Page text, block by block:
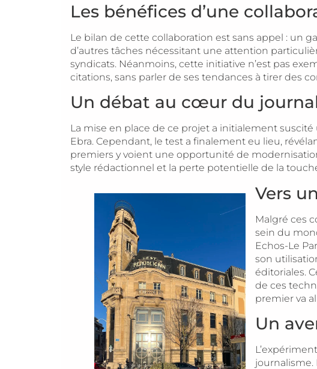
Les bénéfices d’une
Le bilan de cette collaboration est sans appel : un
d’autres tâches nécessitant une attention
syndicats. Néanmoins, cette initiative n’est pas
citations, sans parler de ses tendances à tirer des
Un débat au cœur du
La mise en place de ce projet a initialement
Ebra. Cependant, le test a finalement eu lieu,
premiers y voient une opportunité de
style rédactionnel et la perte potentielle de la
Vers
Malgré ces
sein du
Echos-Le
son
éditoriales.
de ces
premier va
Un
journalisme.